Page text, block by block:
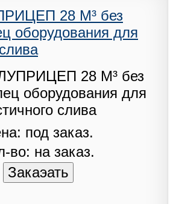
28 M³ без
оборудования для
под заказ.
во: на заказ.